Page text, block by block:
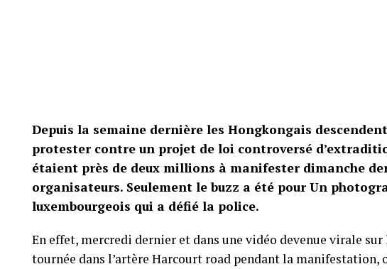
Depuis la semaine dernière les Hongkongais
protester contre un projet de loi controversé
étaient près de deux millions à manifester dimanche
organisateurs. Seulement le buzz a été pour Un
luxembourgeois qui a défié la police.
En effet, mercredi dernier et dans une vidéo devenue virale sur
tournée dans l’artère Harcourt road pendant la manifestation,